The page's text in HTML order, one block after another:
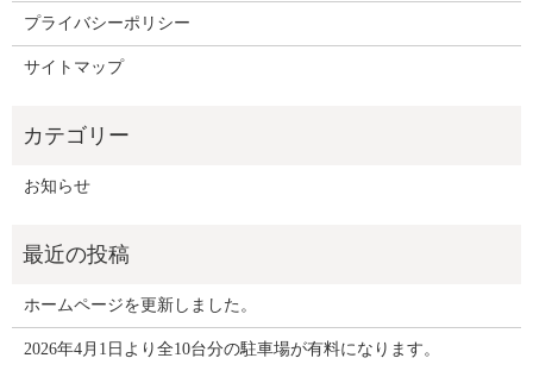
プライバシーポリシー
サイトマップ
お知らせ
ホームページを更新しました。
2026年4月1日より全10台分の駐車場が有料になります。